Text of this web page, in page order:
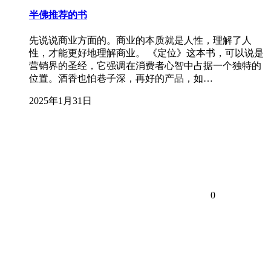
半佛推荐的书
先说说商业方面的。商业的本质就是人性，理解了人
性，才能更好地理解商业。 《定位》这本书，可以说是
营销界的圣经，它强调在消费者心智中占据一个独特的
位置。酒香也怕巷子深，再好的产品，如…
2025年1月31日
0